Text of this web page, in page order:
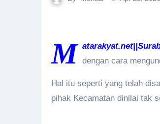
M dengan cara
Hal itu seperti yang telah
pihak Kecamatan dinilai tak